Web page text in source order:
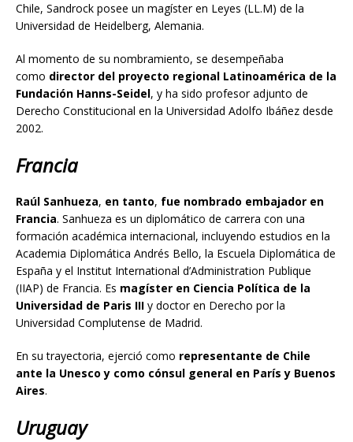
Chile, Sandrock posee un magíster en Leyes (LL.M) de la
Universidad de Heidelberg, Alemania.
Al momento de su nombramiento, se desempeñaba
como director del proyecto regional Latinoamérica de la
Fundación Hanns-Seidel, y ha sido profesor adjunto de
Derecho Constitucional en la Universidad Adolfo Ibáñez desde
2002.
Francia
Raúl Sanhueza, en tanto, fue nombrado embajador en
Francia. Sanhueza es un diplomático de carrera con una
formación académica internacional, incluyendo estudios en la
Academia Diplomática Andrés Bello, la Escuela Diplomática de
España y el Institut International d’Administration Publique
(IIAP) de Francia. Es magíster en Ciencia Política de la
Universidad de Paris III y doctor en Derecho por la
Universidad Complutense de Madrid.
En su trayectoria, ejerció como representante de Chile
ante la Unesco y como cónsul general en París y Buenos
Aires.
Uruguay